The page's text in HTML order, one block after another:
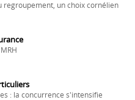
regroupement, un choix cornélien
: la concurrence s'intensifie